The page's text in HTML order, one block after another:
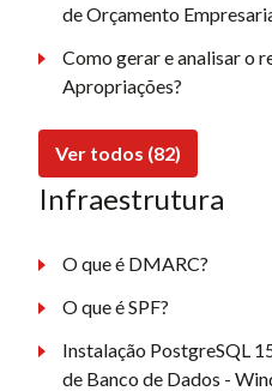
de Orçamento
Como gerar e analisar o
Apropriações?
Ver todos (82)
Infraestrutura
O que é DMARC?
O que é SPF?
Instalação PostgreSQL
de Banco de Dados -